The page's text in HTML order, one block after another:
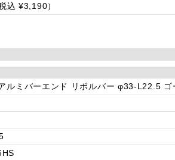
込 ¥3,190）
ルミバーエンド リボルバー φ33-L22.5 ゴ